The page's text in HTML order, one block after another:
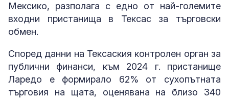
Мексико, разполага с едно от най-големите
входни пристанища в Тексас за търговски
обмен.
Според данни на Тексаския контролен орган за
публични финанси, към 2024 г. пристанище
Ларедо е формирало 62% от сухопътната
търговия на щата, оценявана на близо 340